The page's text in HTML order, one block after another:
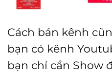
Cách bán kênh
bạn có kênh
bạn chỉ cần Show